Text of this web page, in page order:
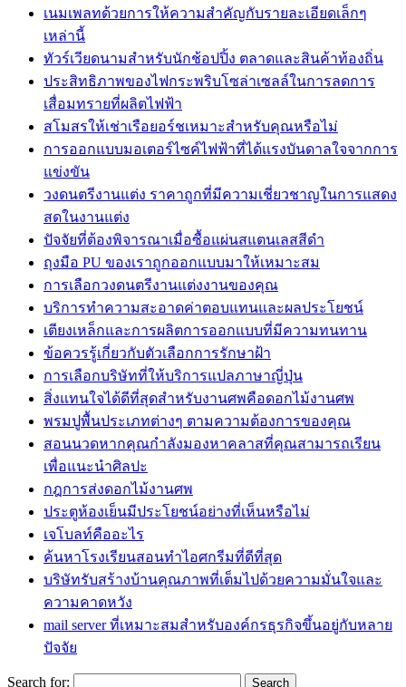
เนมเพลทด้วยการให้ความสำคัญกับรายละเอียดเล็กๆ
เหล่านี้
ทัวร์เวียดนามสำหรับนักช้อปปิ้ง ตลาดและสินค้าท้องถิ่น
ประสิทธิภาพของไฟกระพริบโซล่าเซลล์ในการลดการ
เสื่อมทรายที่ผลิตไฟฟ้า
สโมสรให้เช่าเรือยอร์ชเหมาะสำหรับคุณหรือไม่
การออกแบบมอเตอร์ไซค์ไฟฟ้าที่ได้แรงบันดาลใจจากการ
แข่งขัน
วงดนตรีงานแต่ง ราคาถูกที่มีความเชี่ยวชาญในการแสดง
สดในงานแต่ง
ปัจจัยที่ต้องพิจารณาเมื่อซื้อแผ่นสแตนเลสสีดำ
ถุงมือ PU ของเราถูกออกแบบมาให้เหมาะสม
การเลือกวงดนตรีงานแต่งงานของคุณ
บริการทำความสะอาดค่าตอบแทนและผลประโยชน์
เตียงเหล็กและการผลิตการออกแบบที่มีความทนทาน
ข้อควรรู้เกี่ยวกับตัวเลือกการรักษาฝ้า
การเลือกบริษัทที่ให้บริการแปลภาษาญี่ปุ่น
สิ่งแทนใจได้ดีที่สุดสำหรับงานศพคือดอกไม้งานศพ
พรมปูพื้นประเภทต่างๆ ตามความต้องการของคุณ
สอนนวดหากคุณกำลังมองหาคลาสที่คุณสามารถเรียน
เพื่อแนะนำศิลปะ
กฎการส่งดอกไม้งานศพ
ประตูห้องเย็นมีประโยชน์อย่างที่เห็นหรือไม่
เจโบลท์คืออะไร
ค้นหาโรงเรียนสอนทำไอศกรีมที่ดีที่สุด
บริษัทรับสร้างบ้านคุณภาพที่เต็มไปด้วยความมั่นใจและ
ความคาดหวัง
mail server ที่เหมาะสมสำหรับองค์กรธุรกิจขึ้นอยู่กับหลาย
ปัจจัย
Search for: